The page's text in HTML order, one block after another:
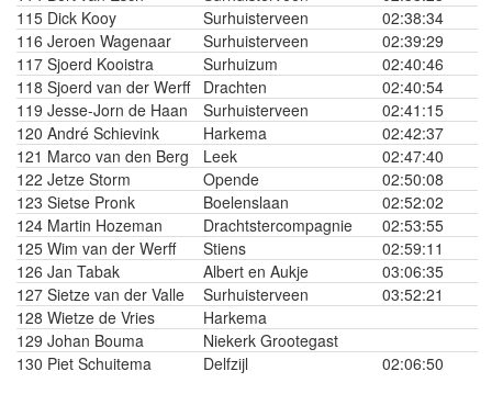
115 Dick Kooy Surhuisterveen
02:38:34
116 Jeroen Wagenaar Surhuisterveen
02:39:29
117 Sjoerd Kooistra Surhuizum
02:40:46
118 Sjoerd van der Werff Drachten
02:40:54
119 Jesse-Jorn de Haan Surhuisterveen
02:41:15
120 André Schievink Harkema
02:42:37
121 Marco van den Berg Leek
02:47:40
122 Jetze Storm Opende
02:50:08
123 Sietse Pronk Boelenslaan
02:52:02
124 Martin Hozeman Drachtstercompagnie
02:53:55
125 Wim van der Werff Stiens
02:59:11
126 Jan Tabak Albert en Aukje
03:06:35
127 Sietze van der Valle Surhuisterveen
03:52:21
128 Wietze de Vries
Harkema
129 Johan Bouma
Niekerk Grootegast
130 Piet Schuitema Delfzijl 02:06:50